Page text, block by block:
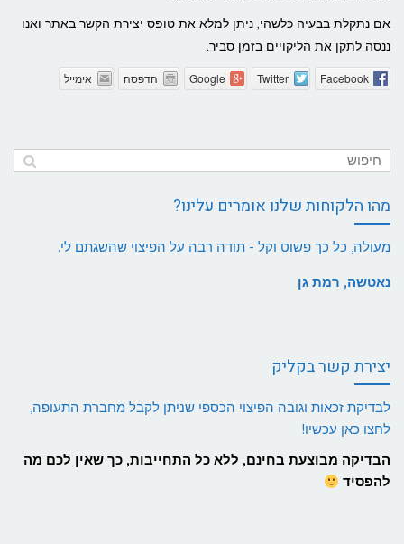
אם נתקלת בבעיה כלשהי, ניתן למלא את טופס יצירת הקשר באתר ואנו
ננסה לתקן את הליקויים בזמן סביר.
Facebook
Twitter
Google הדפסה אימייל
מהו הלקוחות שלנו אומרים עלינו?
מעולה, כל כך פשוט וקל - תודה רבה על הפיצוי שהשגתם לי.
נאטשה, רמת גן
יצירת קשר בקליק
לבדיקת זכאות וגובה הפיצוי הכספי שניתן לקבל מחברת התעופה,
לחצו כאן עכשיו!
הבדיקה מבוצעת בחינם, ללא כל התחייבות, כך שאין לכם מה
להפסיד